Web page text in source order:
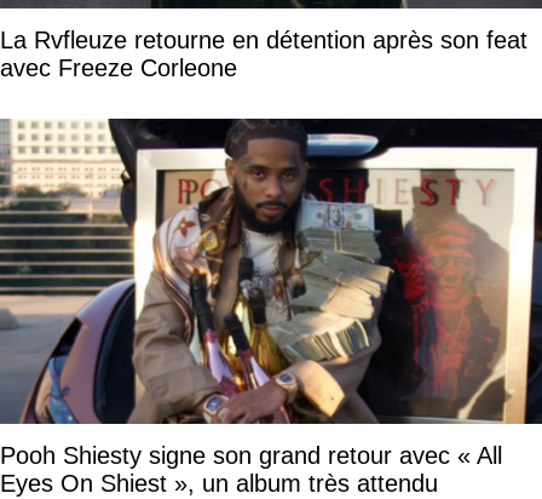
La Rvfleuze retourne en détention après son feat
avec Freeze Corleone
Pooh Shiesty signe son grand retour avec « All
Eyes On Shiest », un album très attendu